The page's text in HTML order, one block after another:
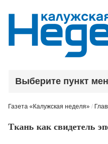
Выберите пункт
Газета «Калужская неделя» /
Ткань как свидетель